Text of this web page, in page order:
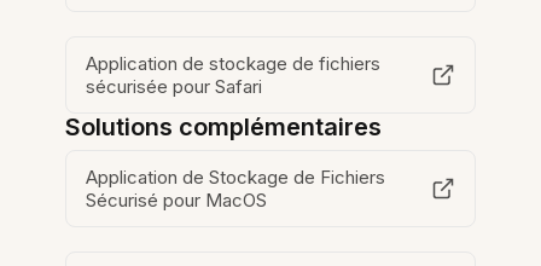
Application de stockage de fichiers
sécurisée pour Safari
Solutions complémentaires
Application de Stockage de Fichiers
Sécurisé pour MacOS